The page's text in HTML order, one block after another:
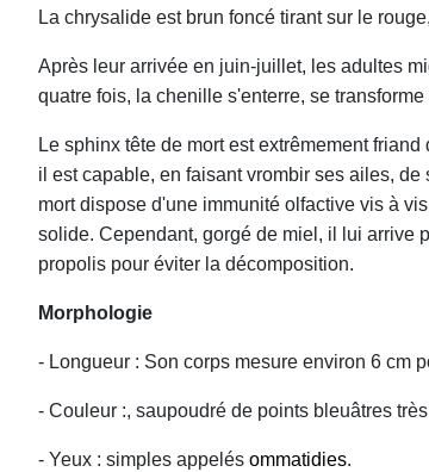
La chrysalide est brun foncé tirant sur le
Après leur arrivée en juin-juillet, les adultes
quatre fois, la chenille s'enterre, se
Le sphinx tête de mort est extrêmement
il est capable, en faisant vrombir ses ailes,
mort dispose d'une immunité olfactive vis à
solide. Cependant, gorgé de miel, il lui arrive
propolis pour éviter la décomposition.
Morphologie
- Longueur : Son corps mesure environ 6 cm
- Couleur :, saupoudré de points bleuâtres
- Yeux : simples appelés ommatidies.